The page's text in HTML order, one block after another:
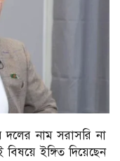
দলের নাম সরাসরি না
ইঙ্গিত দিয়েছেন